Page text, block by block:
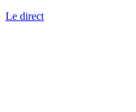
Le direct